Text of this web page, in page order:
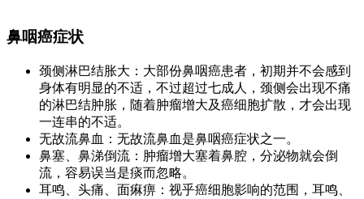
鼻咽癌症状
颈侧淋巴结胀大：大部份鼻咽癌患者，初期并不会感到
身体有明显的不适，不过超过七成人，颈侧会出现不痛
的淋巴结肿胀，随着肿瘤增大及癌细胞扩散，才会出现
一连串的不适。
无故流鼻血：无故流鼻血是鼻咽癌症状之一。
鼻塞、鼻涕倒流：肿瘤增大塞着鼻腔，分泌物就会倒
流，容易误当是痰而忽略。
耳鸣、头痛、面痳痹：视乎癌细胞影响的范围，耳鸣、